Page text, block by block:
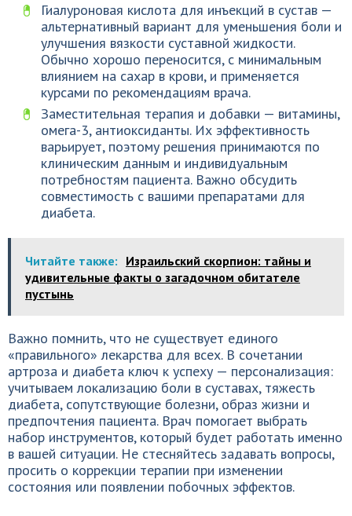
Гиалуроновая кислота для инъекций в сустав —
альтернативный вариант для уменьшения боли и
улучшения вязкости суставной жидкости.
Обычно хорошо переносится, с минимальным
влиянием на сахар в крови, и применяется
курсами по рекомендациям врача.
Заместительная терапия и добавки — витамины,
омега-3, антиоксиданты. Их эффективность
варьирует, поэтому решения принимаются по
клиническим данным и индивидуальным
потребностям пациента. Важно обсудить
совместимость с вашими препаратами для
диабета.
Читайте также: Израильский скорпион: тайны и
удивительные факты о загадочном обитателе
пустынь
Важно помнить, что не существует единого
«правильного» лекарства для всех. В сочетании
артроза и диабета ключ к успеху — персонализация:
учитываем локализацию боли в суставах, тяжесть
диабета, сопутствующие болезни, образ жизни и
предпочтения пациента. Врач помогает выбрать
набор инструментов, который будет работать именно
в вашей ситуации. Не стесняйтесь задавать вопросы,
просить о коррекции терапии при изменении
состояния или появлении побочных эффектов.